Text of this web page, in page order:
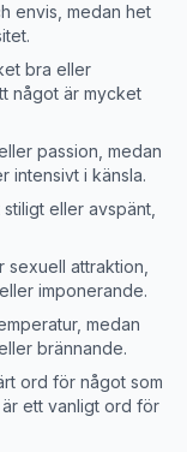
envis, medan het
bra eller
något är mycket
passion, medan
intensivt i känsla.
eller avspänt,
attraktion,
imponerande.
medan
brännande.
ord för något som
ett vanligt ord för